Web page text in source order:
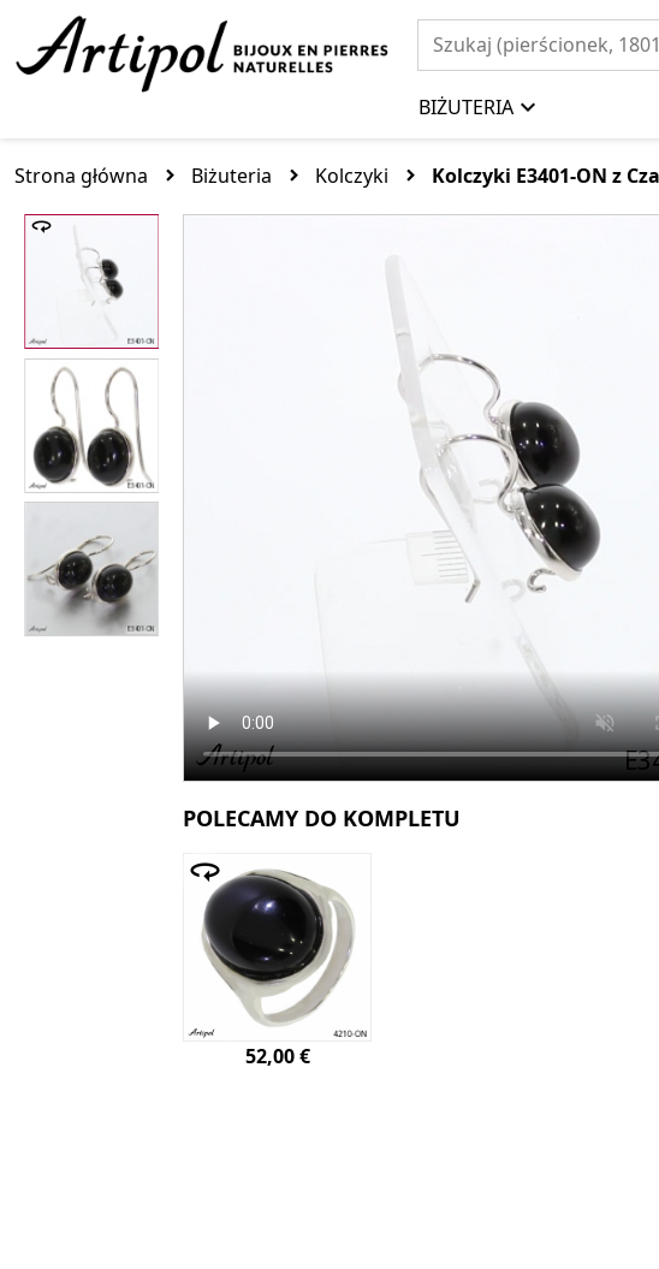
BIŻUTERIA
Strona główna Biżuteria Kolczyki Kolczyki E3401-ON z
POLECAMY DO KOMPLETU
52,00 €